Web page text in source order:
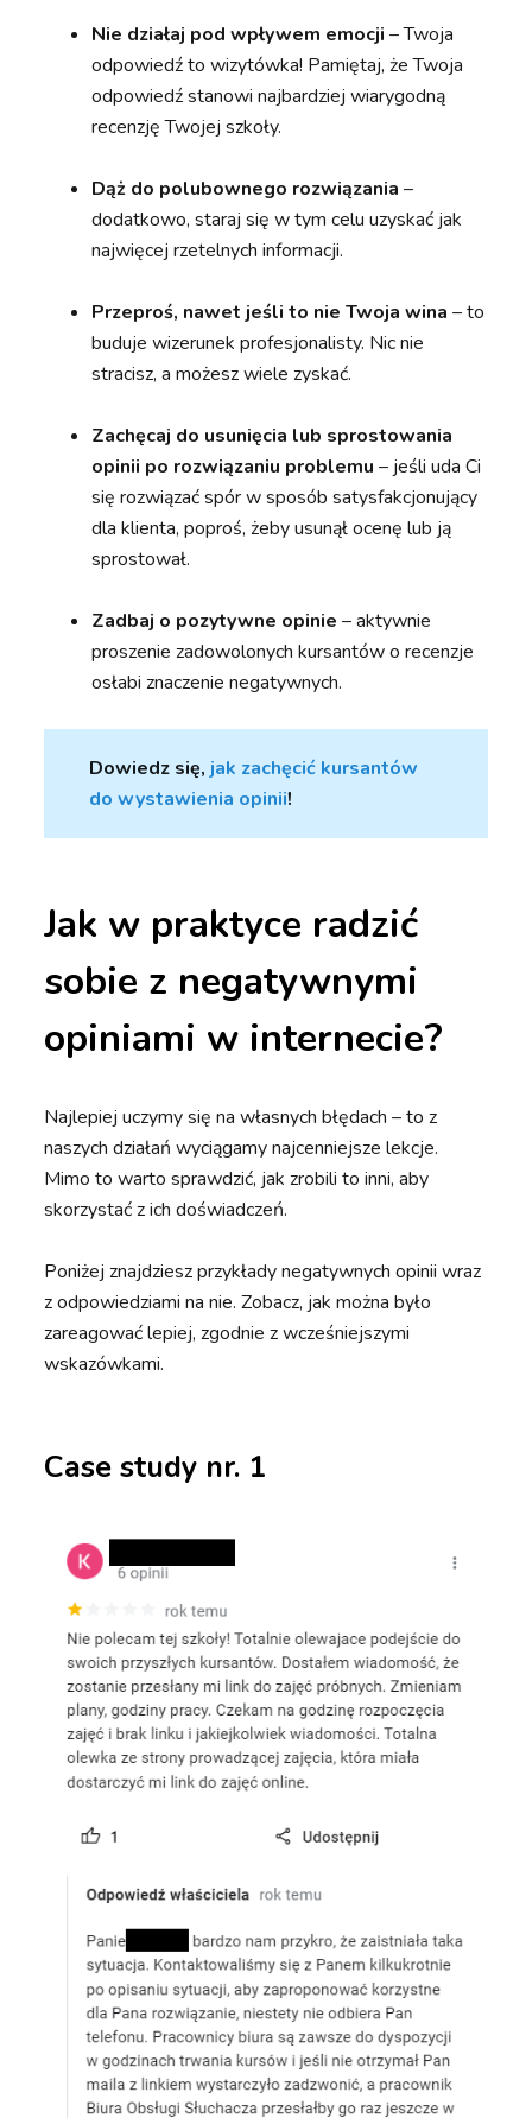
Nie działaj pod wpływem emocji – Twoja
odpowiedź to wizytówka! Pamiętaj, że Twoja
odpowiedź stanowi najbardziej wiarygodną
recenzję Twojej szkoły.
Dąż do polubownego rozwiązania –
dodatkowo, staraj się w tym celu uzyskać jak
najwięcej rzetelnych informacji.
Przeproś, nawet jeśli to nie Twoja wina – to
buduje wizerunek profesjonalisty. Nic nie
stracisz, a możesz wiele zyskać.
Zachęcaj do usunięcia lub sprostowania
opinii po rozwiązaniu problemu – jeśli uda Ci
się rozwiązać spór w sposób satysfakcjonujący
dla klienta, poproś, żeby usunął ocenę lub ją
sprostował.
Zadbaj o pozytywne opinie – aktywnie
proszenie zadowolonych kursantów o recenzje
osłabi znaczenie negatywnych.
Dowiedz się, jak zachęcić kursantów
do wystawienia opinii!
Jak w praktyce radzić
sobie z negatywnymi
opiniami w internecie?
Najlepiej uczymy się na własnych błędach – to z
naszych działań wyciągamy najcenniejsze lekcje.
Mimo to warto sprawdzić, jak zrobili to inni, aby
skorzystać z ich doświadczeń.
Poniżej znajdziesz przykłady negatywnych opinii wraz
z odpowiedziami na nie. Zobacz, jak można było
zareagować lepiej, zgodnie z wcześniejszymi
wskazówkami.
Case study nr. 1